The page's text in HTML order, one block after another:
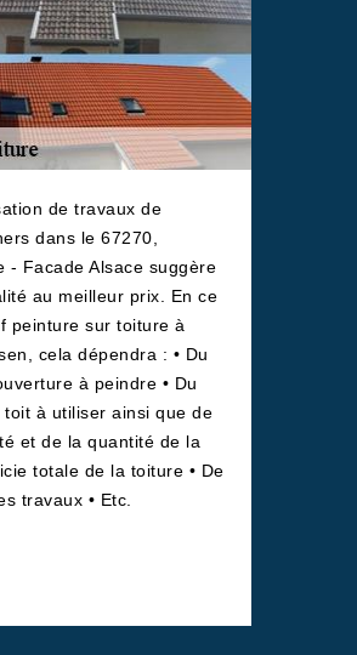
de travaux de
dans le 67270,
- Facade Alsace suggère
au meilleur prix. En ce
peinture sur toiture à
cela dépendra : • Du
à peindre • Du
à utiliser ainsi que de
et de la quantité de la
totale de la toiture • De
travaux • Etc.